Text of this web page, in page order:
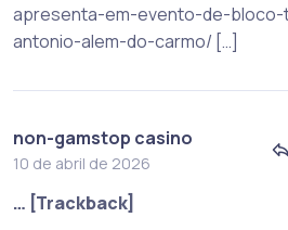
apresenta-em-evento-de-
antonio-alem-do-carmo/ […]
non-gamstop casino
10 de abril de 2026
… [Trackback]